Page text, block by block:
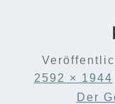
2592 × 1944
Der